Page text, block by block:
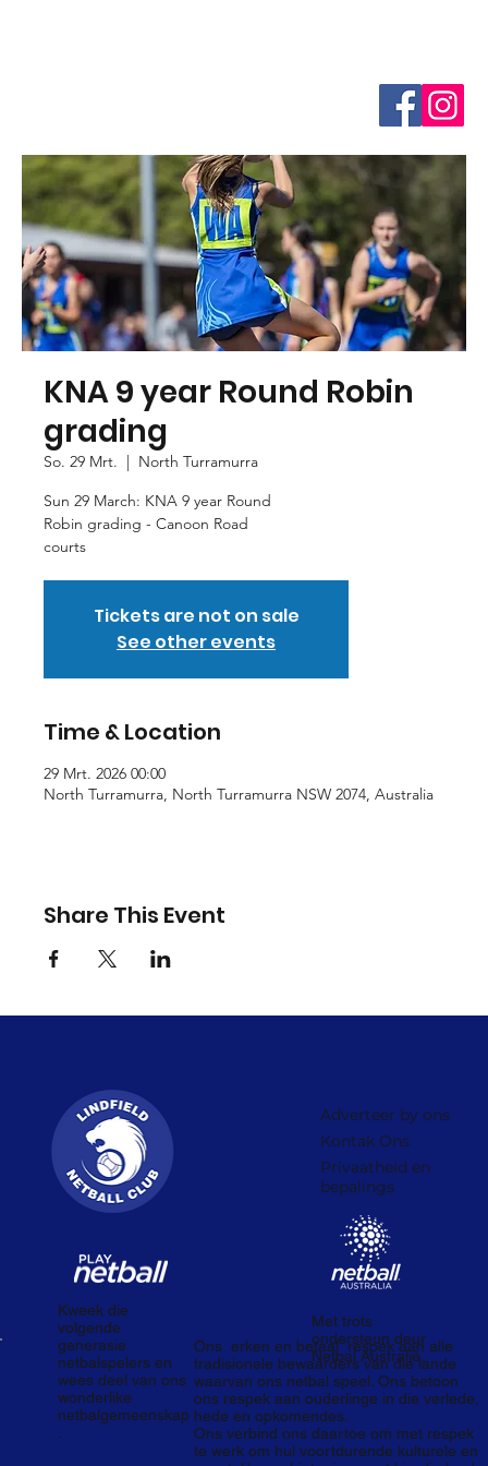
KNA 9 year Round Robin
grading
So. 29 Mrt.
  |
North Turramurra
Sun 29 March: KNA 9 year Round
Robin grading - Canoon Road
courts
Tickets are not on sale
See other events
Time & Location
29 Mrt. 2026 00:00
North Turramurra, North Turramurra NSW 2074, Australia
Share This Event
Adverteer by ons
Kontak Ons
Privaatheid en
bepalings
Met trots
ondersteun deur
Netbal Australië.
Kweek die
volgende
generasie
netbalspelers en
wees deel van ons
wonderlike
netbalgemeenskap
Ons erken en betaal respek aan alle
tradisionele bewaarders van die lande
waarvan ons netbal speel. Ons betoon
ons respek aan ouderlinge in die verlede,
hede en opkomendes.
Ons verbind ons daartoe om met respek
te werk om hul voortdurende kulturele en